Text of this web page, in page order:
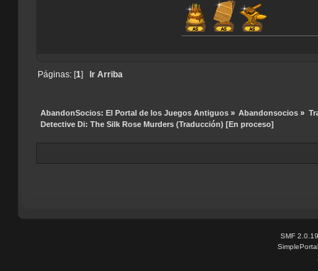
Páginas: [1] Ir Arriba
AbandonSocios: El Portal de los Juegos Antiguos» Abandonsocios »
Detective Di: The Silk Rose Murders (Traducción) [En proceso]
SMF 2.0.19